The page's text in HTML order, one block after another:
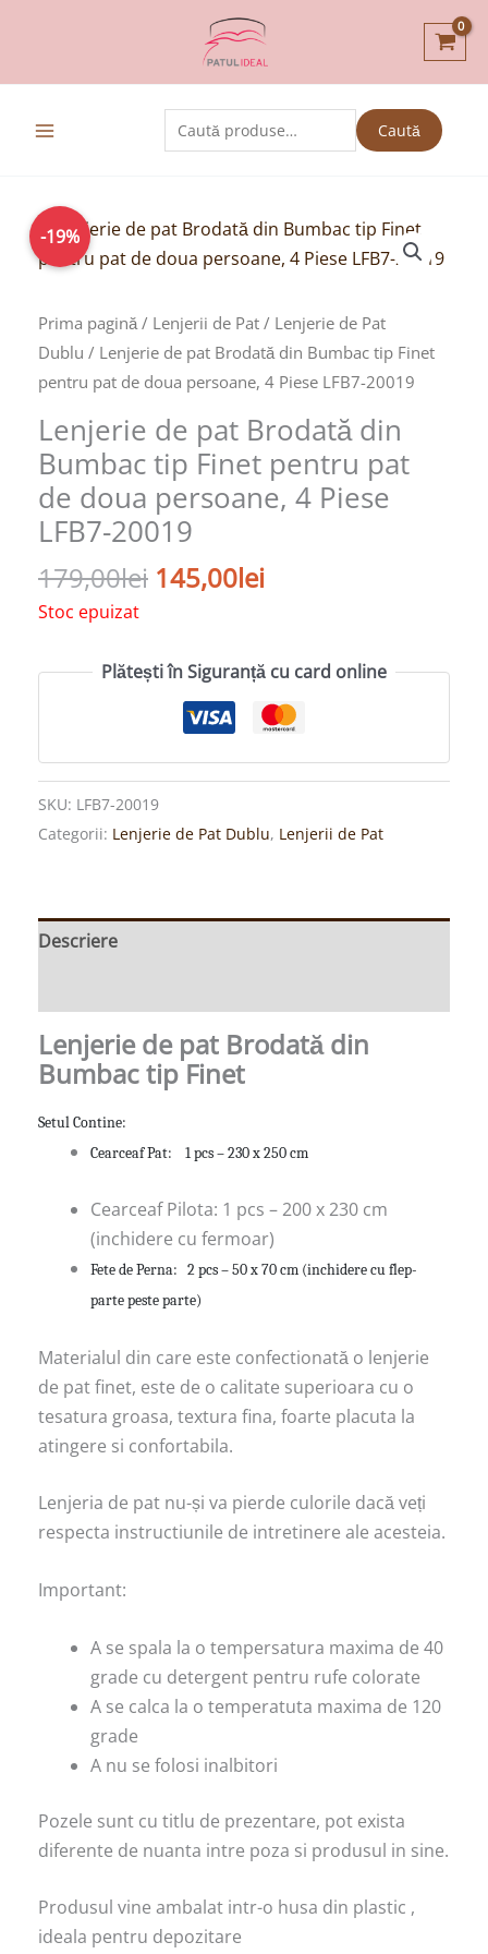
Caută
după:
Caută
-19%
Prima pagină/ Lenjerii de Pat / Lenjerie de Pat
Dublu / Lenjerie de pat Brodată din Bumbac tip Finet
pentru pat de doua persoane, 4 Piese LFB7-20019
Lenjerie de pat Brodată din
Bumbac tip Finet pentru pat
de doua persoane, 4 Piese
LFB7-20019
179,00lei
Prețul
inițial
fost:
179,00lei.
145,00lei
Prețul
curent
145,00lei.
Stoc epuizat
Plătești în Siguranță cu card online
SKU: LFB7-20019
Categorii: Lenjerie de Pat Dublu, Lenjerii de Pat
Descriere
Lenjerie de pat Brodată din
Bumbac tip Finet
Setul Contine:
Cearceaf Pat: 1 pcs – 230 x 250 cm
Cearceaf Pilota: 1 pcs – 200 x 230 cm
(inchidere cu fermoar)
Fete de Perna: 2 pcs – 50 x 70 cm (inchidere cu flep-
parte peste parte)
Materialul din care este confectionată o lenjerie
de pat finet, este de o calitate superioara cu o
tesatura groasa, textura fina, foarte placuta la
atingere si confortabila.
Lenjeria de pat nu-și va pierde culorile dacă veți
respecta instructiunile de intretinere ale acesteia.
Important:
A se spala la o tempersatura maxima de 40
grade cu detergent pentru rufe colorate
A se calca la o temperatuta maxima de 120
grade
A nu se folosi inalbitori
Pozele sunt cu titlu de prezentare, pot exista
diferente de nuanta intre poza si produsul in sine.
Produsul vine ambalat intr-o husa din plastic ,
ideala pentru depozitare